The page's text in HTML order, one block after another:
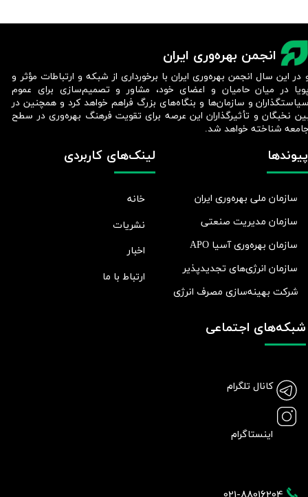
انجمن بهره‌وری ایران
لینک‌های کاربردی
خانه
نشریات
اخبار
ارتباط با ما
پیوندها
سازمان ملی بهره‌وری ایران
سازمان مدیریت صنعتی
سازمان بهره‌وری آسیا APO
سازمان انرژی‌های تجدیدپذیر
شرکت بهينه‌سازی مصرف انرژی
شبکه‌های اجتماعی
کانال تلگرام
اینستاگرام
در این سال انجمن بهره‌وری ایران با برخورداری از شبکه و ارتباطات مؤثر و
در میان حامیان و اعضای خود، مشاور و تصمیم‌سازی برای عموم
و سازمان‌ها و بنگاه‌های بزرگ فراهم خواهد کرد و همچنین در
نخبگان و تأثیرگذاران این عرصه برای تقویت فرهنگ بهره‌وری در سطح
شناخته خواهد شد.​​​​​​​